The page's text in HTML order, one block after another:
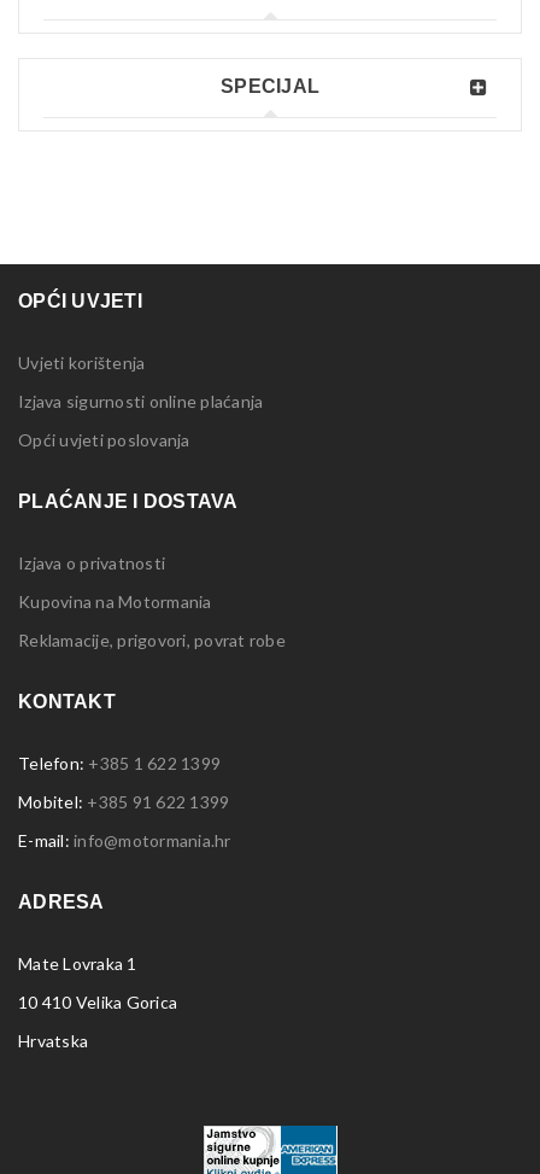
SPECIJAL
OPĆI UVJETI
Uvjeti korištenja
Izjava sigurnosti online plaćanja
Opći uvjeti poslovanja
PLAĆANJE I DOSTAVA
Izjava o privatnosti
Kupovina na Motormania
Reklamacije, prigovori, povrat robe
KONTAKT
Telefon: +385 1 622 1399
Mobitel: +385 91 622 1399
E-mail: info@motormania.hr
ADRESA
Mate Lovraka 1
10 410 Velika Gorica
Hrvatska